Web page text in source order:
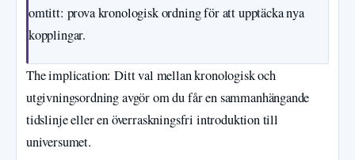
omtitt: prova kronologisk ordning för att upptäcka nya
kopplingar.
The implication: Ditt val mellan kronologisk och
utgivningsordning avgör om du får en sammanhängande
tidslinje eller en överraskningsfri introduktion till
universumet.